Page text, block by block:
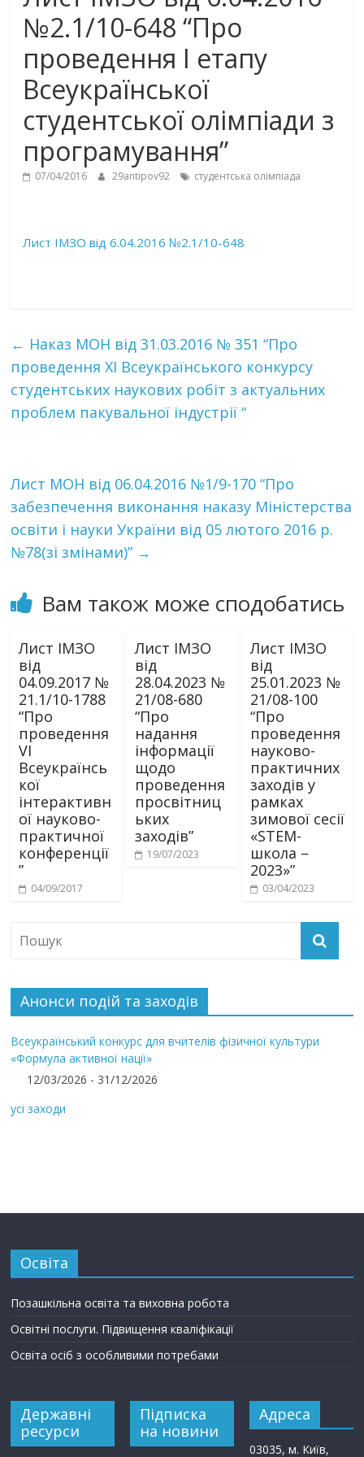
№2.1/10-648 “Про
проведення І етапу
Всеукраїнської
студентської олімпіади з
програмування”
07/04/2016 29antipov92 студентська олімпіада
Лист ІМЗО від 6.04.2016 №2.1/10-648
← Наказ МОН від 31.03.2016 № 351 “Про
проведення ХІ Всеукраїнського конкурсу
студентських наукових робіт з актуальних
проблем пакувальної індустрії “
Лист МОН від 06.04.2016 №1/9-170 “Про
забезпечення виконання наказу Міністерства
освіти і науки України від 05 лютого 2016 р.
№78(зі змінами)” →
Вам також може сподобатись
Лист ІМЗО
від
04.09.2017 №
21.1/10-1788
“Про
проведення
VI
Всеукраїнсь
кої
інтерактивн
ої науково-
практичної
конференції
”
04/09/2017
Лист ІМЗО
від
28.04.2023 №
21/08-680
“Про
надання
інформації
щодо
проведення
просвітниц
ьких
заходів”
19/07/2023
Лист ІМЗО
від
25.01.2023 №
21/08-100
“Про
проведення
науково-
практичних
заходів у
рамках
зимової сесії
«STEM-
школа –
2023»”
03/04/2023
Анонси подій та заходів
Всеукраїнський конкурс для вчителів фізичної культури
«Формула активної нації»
12/03/2026 - 31/12/2026
усі заходи
Освіта
Позашкільна освіта та виховна робота
Освітні послуги. Підвищення кваліфікації
Освіта осіб з особливими потребами
Державні
ресурси
Підписка
на новини
Адреса
03035, м. Київ,